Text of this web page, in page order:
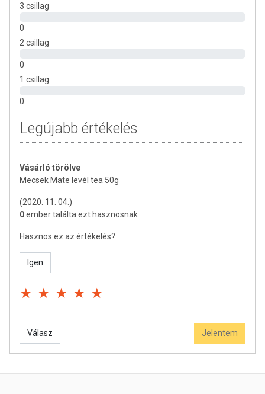
3 csillag
0
2 csillag
0
1 csillag
0
Legújabb értékelés
Vásárló törölve
Mecsek Mate levél tea 50g
(2020. 11. 04.)
0ember találta ezt hasznosnak
Hasznos ez az értékelés?
Igen
Válasz Jelentem